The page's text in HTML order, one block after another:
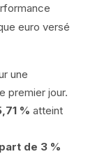
euro versé
une
premier jour.
% atteint
de 3 %